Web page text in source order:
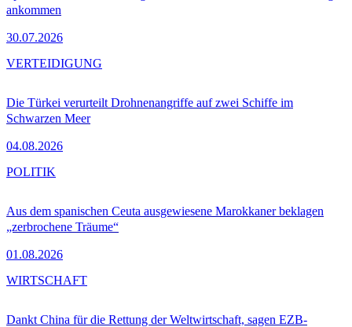
ankommen
30.07.2026
Die Türkei verurteilt Drohnenangriffe auf zwei Schiffe im
Schwarzen Meer
04.08.2026
VERTEIDIGUNG
Aus dem spanischen Ceuta ausgewiesene Marokkaner beklagen
„zerbrochene Träume“
01.08.2026
POLITIK
Dankt China für die Rettung der Weltwirtschaft, sagen EZB-
WIRTSCHAFT